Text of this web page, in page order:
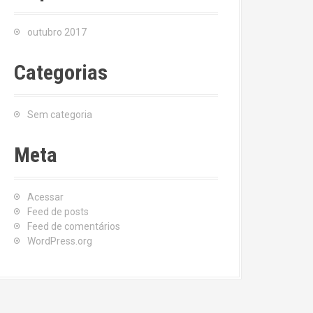
outubro 2017
Categorias
Sem categoria
Meta
Acessar
Feed de posts
Feed de comentários
WordPress.org